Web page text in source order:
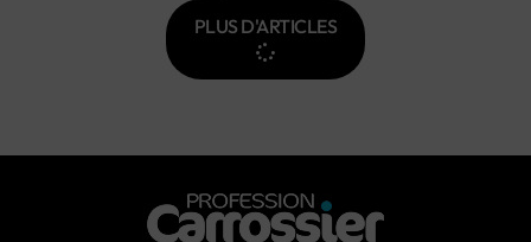
PLUS D'ARTICLES